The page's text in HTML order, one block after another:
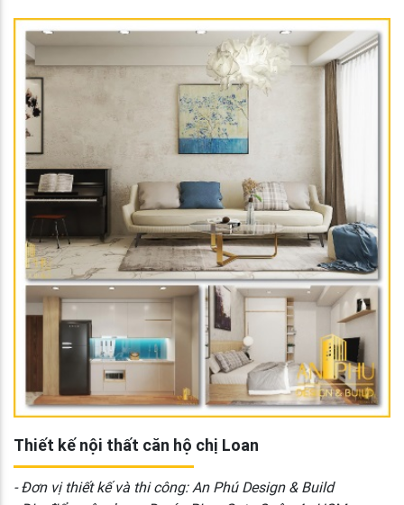
Thiết kế nội thất căn hộ chị Loan
- Đơn vị thiết kế và thi công: An Phú Design & Build